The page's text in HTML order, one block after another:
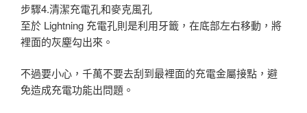
步驟4.清潔充電孔和麥克風孔
至於 Lightning 充電孔則是利用牙籤，在底部左右移動，將
裡面的灰塵勾出來。
不過要小心，千萬不要去刮到最裡面的充電金屬接點，避
免造成充電功能出問題。